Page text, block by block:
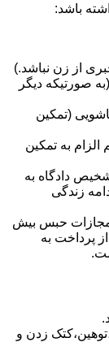
باشد:
از زن نباشد.)
صورتیکه دیگر
(تمکین
به تمکین
دادگاه به
زندگی
حبس بیش
پرداخت به
زدن و